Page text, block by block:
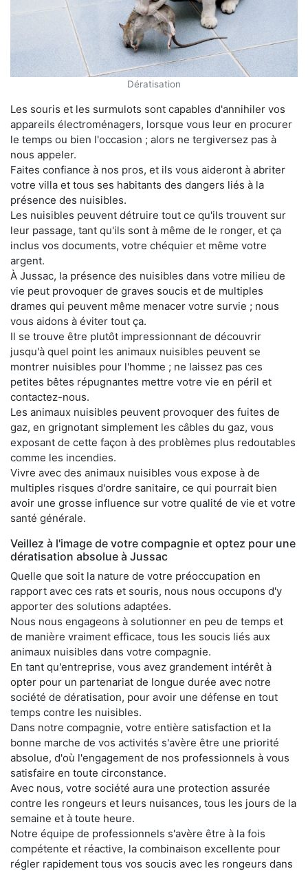
Dératisation
Les souris et les surmulots sont capables d'annihiler vos
appareils électroménagers, lorsque vous leur en procurer
le temps ou bien l'occasion ; alors ne tergiversez pas à
nous appeler.
Faites confiance à nos pros, et ils vous aideront à abriter
votre villa et tous ses habitants des dangers liés à la
présence des nuisibles.
Les nuisibles peuvent détruire tout ce qu'ils trouvent sur
leur passage, tant qu'ils sont à même de le ronger, et ça
inclus vos documents, votre chéquier et même votre
argent.
À Jussac, la présence des nuisibles dans votre milieu de
vie peut provoquer de graves soucis et de multiples
drames qui peuvent même menacer votre survie ; nous
vous aidons à éviter tout ça.
Il se trouve être plutôt impressionnant de découvrir
jusqu'à quel point les animaux nuisibles peuvent se
montrer nuisibles pour l'homme ; ne laissez pas ces
petites bêtes répugnantes mettre votre vie en péril et
contactez-nous.
Les animaux nuisibles peuvent provoquer des fuites de
gaz, en grignotant simplement les câbles du gaz, vous
exposant de cette façon à des problèmes plus redoutables
comme les incendies.
Vivre avec des animaux nuisibles vous expose à de
multiples risques d'ordre sanitaire, ce qui pourrait bien
avoir une grosse influence sur votre qualité de vie et votre
santé générale.
Veillez à l'image de votre compagnie et optez pour une
dératisation absolue à Jussac
Quelle que soit la nature de votre préoccupation en
rapport avec ces rats et souris, nous nous occupons d'y
apporter des solutions adaptées.
Nous nous engageons à solutionner en peu de temps et
de manière vraiment efficace, tous les soucis liés aux
animaux nuisibles dans votre compagnie.
En tant qu'entreprise, vous avez grandement intérêt à
opter pour un partenariat de longue durée avec notre
société de dératisation, pour avoir une défense en tout
temps contre les nuisibles.
Dans notre compagnie, votre entière satisfaction et la
bonne marche de vos activités s'avère être une priorité
absolue, d'où l'engagement de nos professionnels à vous
satisfaire en toute circonstance.
Avec nous, votre société aura une protection assurée
contre les rongeurs et leurs nuisances, tous les jours de la
semaine et à toute heure.
Notre équipe de professionnels s'avère être à la fois
compétente et réactive, la combinaison excellente pour
régler rapidement tous vos soucis avec les rongeurs dans